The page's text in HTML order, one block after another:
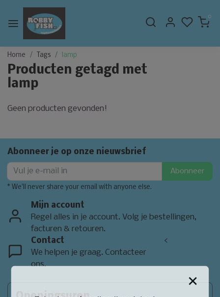
0
Home Tags lamp
Producten getagd met
lamp
Geen producten gevonden!
Abonneer je op onze nieuwsbrief
Abonneer
* We'll never share your email with anyone else.
Mijn account
Regel alles in je account. Volg je bestellingen,
facturen & retouren.
Contact
We helpen je graag. Contacteer
ons.
<
×